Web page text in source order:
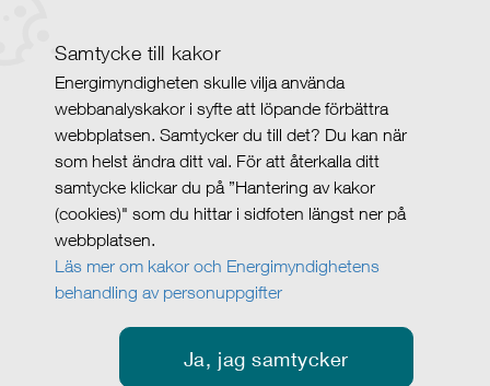
Samtycke till kakor
Energimyndigheten skulle vilja använda
webbanalyskakor i syfte att löpande förbättra
webbplatsen. Samtycker du till det? Du kan när
som helst ändra ditt val. För att återkalla ditt
samtycke klickar du på ”Hantering av kakor
(cookies)" som du hittar i sidfoten längst ner på
webbplatsen.
Läs mer om kakor och Energimyndighetens
behandling av personuppgifter
Ja, jag samtycker